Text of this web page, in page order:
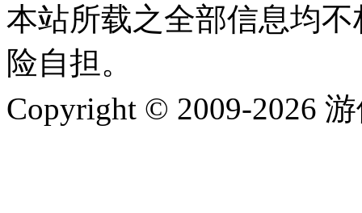
本站所载之全部信息均
险自担。
Copyright © 2009-2026